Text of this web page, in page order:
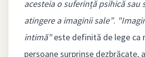
acesteia o suferință psihică sau
atingere a imaginii sale”.
intimă"este definită de lege ca
persoane surprinse dezbrăcate,